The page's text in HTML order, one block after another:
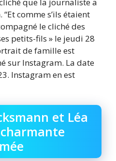
comme s’ils étaient
le cliché des
petits-fils » le jeudi 28
de famille est
sur Instagram. La date
Instagram en est
et Léa